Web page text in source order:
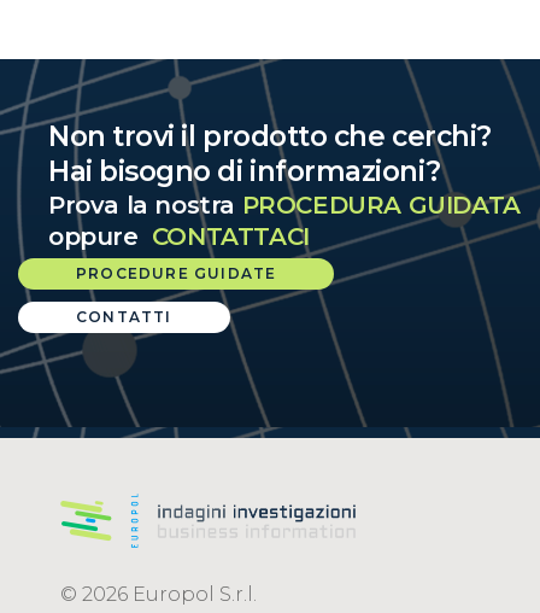
Non trovi il prodotto che cerchi?
Hai bisogno di informazioni?
Prova la nostra PROCEDURA GUIDATA
oppure CONTATTACI
PROCEDURE GUIDATE
CONTATTI
© 2026 Europol S.r.l.